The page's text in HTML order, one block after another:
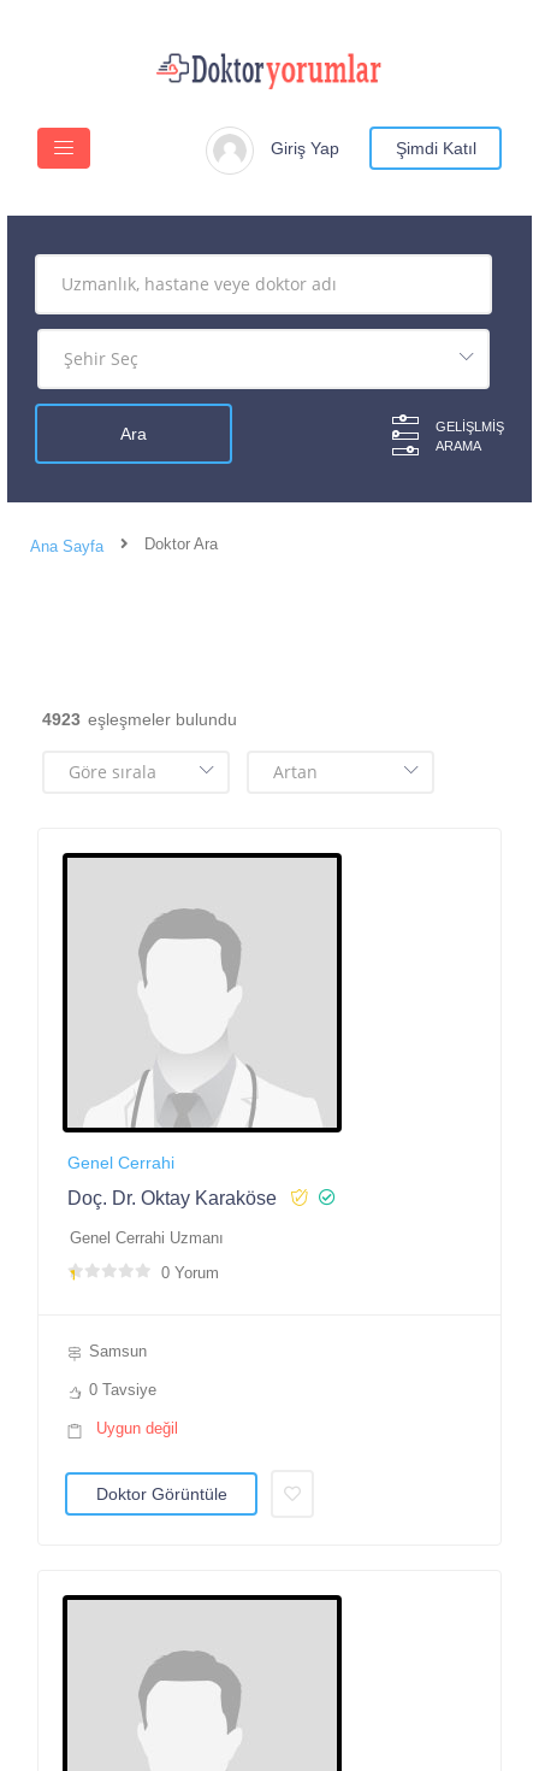
Giriş Yap Şimdi Katıl
GELIŞLMIŞ
ARAMA
Ana Sayfa Doktor Ara
4923 eşleşmeler bulundu
Genel Cerrahi
Doç. Dr. Oktay Karaköse
Genel Cerrahi Uzmanı
0 Yorum
Samsun
0 Tavsiye
Uygun değil
Doktor Görüntüle